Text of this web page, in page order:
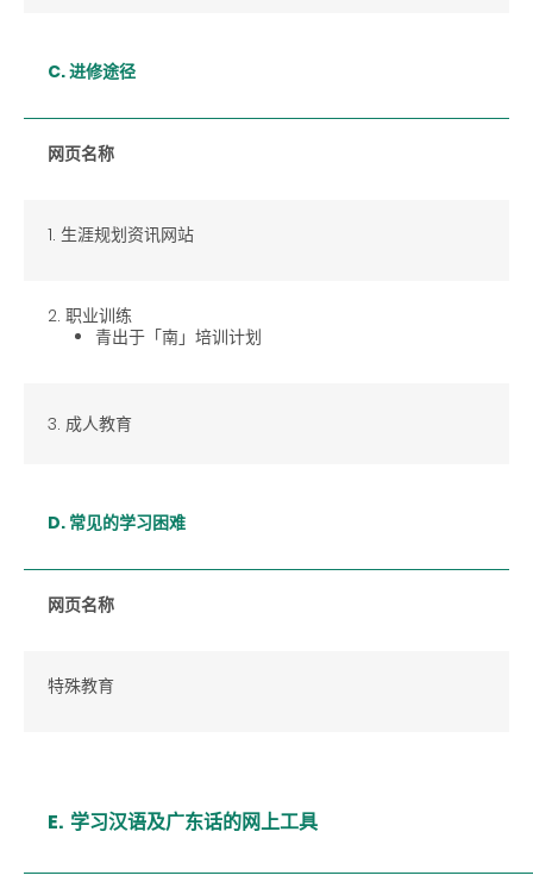
C. 进修途径
网页名称
1. 生涯规划资讯网站
2. 职业训练
青出于「南」培训计划
3. 成人教育
D. 常见的学习困难
网页名称
特殊教育
E. 学习汉语及广东话的网上工具